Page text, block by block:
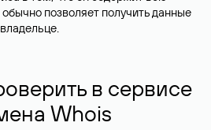
позволяет получить данные
в сервисе
Whois